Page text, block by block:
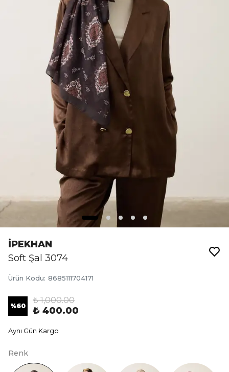
İPEKHAN
Soft Şal 3074
Ürün Kodu: 8685111704171
%60
₺ 1,000.00
₺ 400.00
Aynı Gün Kargo
Renk